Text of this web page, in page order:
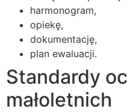
harmonogram,
opiekę,
dokumentację,
plan ewaluacji.
Standardy
małoletnich